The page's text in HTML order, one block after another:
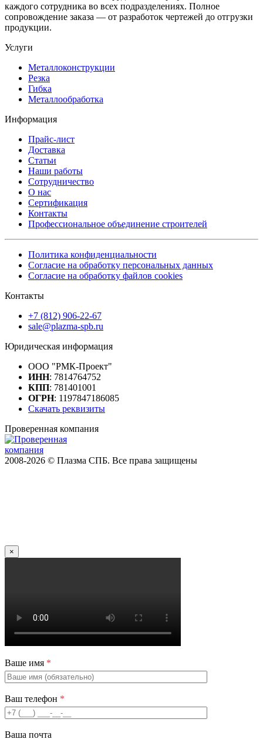
каждого сотрудника во всех подразделениях. Полное
сопровождение заказа — от разработок чертежей до отгрузки
продукции.
Услуги
Металлоконструкции
Резка
Гибка
Металлообработка
Информация
Прайс-лист
Доставка
Статьи
Наши работы
Сотрудничество
О нас
Сертификация
Контакты
Профессиональное объединение строителей
Политика конфиденциальности
Согласие на обработку персональных данных
Согласие на обработку файлов cookies
Контакты
+7 (812) 906-22-67
sale@plazma-spb.ru
Юридическая информация
ООО "РМК-Проект"
ИНН: 7814764752
КПП: 781401001
ОГРН: 1197847186085
Скачать реквизиты
Проверенная компания
2008-2026 © Плазма СПБ. Все права защищены
×
Ваше имя *
Ваш телефон *
Ваша почта